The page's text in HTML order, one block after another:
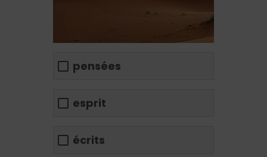
pensées
esprit
écrits